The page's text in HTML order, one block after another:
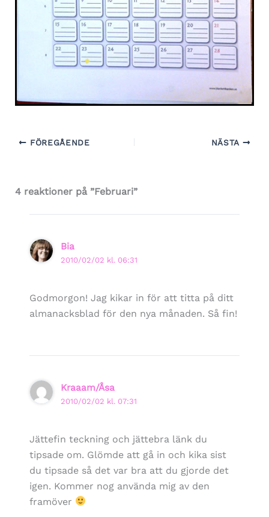
FÖREGÅENDE NÄSTA
4 reaktioner på ”Februari”
Bia
2010/02/02 kl. 06:31
Godmorgon! Jag kikar in för att titta på ditt
almanacksblad för den nya månaden. Så fin!
Kraaam/Åsa
2010/02/02 kl. 07:31
Jättefin teckning och jättebra länk du
tipsade om. Glömde att gå in och kika sist
du tipsade så det var bra att du gjorde det
igen. Kommer nog använda mig av den
framöver